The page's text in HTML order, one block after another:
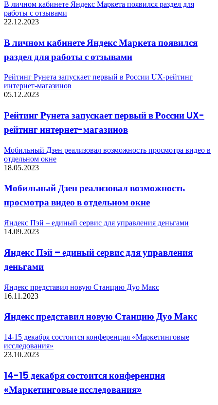
В личном кабинете Яндекс Маркета появился раздел для
работы с отзывами
22.12.2023
В личном кабинете Яндекс Маркета появился
раздел для работы с отзывами
Рейтинг Рунета запускает первый в России UX-рейтинг
интернет-магазинов
05.12.2023
Рейтинг Рунета запускает первый в России UX-
рейтинг интернет-магазинов
Мобильный Дзен реализовал возможность просмотра видео в
отдельном окне
18.05.2023
Мобильный Дзен реализовал возможность
просмотра видео в отдельном окне
Яндекс Пэй – единый сервис для управления деньгами
14.09.2023
Яндекс Пэй – единый сервис для управления
деньгами
Яндекс представил новую Станцию Дуо Макс
16.11.2023
Яндекс представил новую Станцию Дуо Макс
14-15 декабря состоится конференция «Маркетинговые
исследования»
23.10.2023
14-15 декабря состоится конференция
«Маркетинговые исследования»